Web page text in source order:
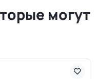
могут